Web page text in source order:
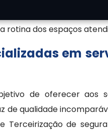
rotina dos espaços
em
de oferecer aos
de qualidade
Terceirização de